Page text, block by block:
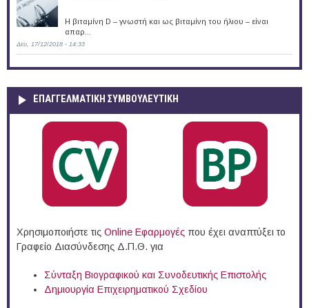
Η βιταμίνη D – γνωστή και ως βιταμίνη του ήλιου – είναι
απαρ...
Δευ, 17/12/2018 - 14:33
ΕΠΑΓΓΕΛΜΑΤΙΚΉ ΣΥΜΒΟΥΛΕΥΤΙΚΉ
Χρησιμοποιήστε τις Online Eφαρμογές που έχει αναπτύξει το
Γραφείο Διασύνδεσης Δ.Π.Θ. για
Σύνταξη Βιογραφικού και Συνοδευτικής Επιστολής
Δημιουργία Επιχειρηματικού Σχεδίου